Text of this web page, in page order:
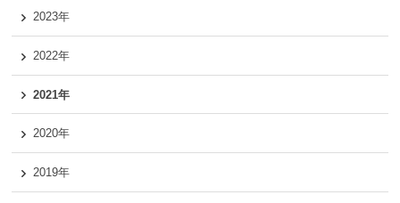
2023年
2022年
2021年
2020年
2019年